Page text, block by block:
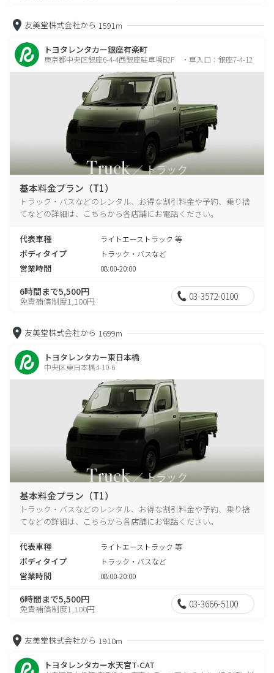
友美堂株式会社から 1591m
トヨタレンタカー銀座有楽町
東京都中央区銀座6-4-4西銀座駐車場B2F ・車入口：銀座7-4-12
基本料金プラン（T1）
トラック・バスなどのレンタル、お得な割引料金や予約、乗り捨
てなどの詳細は、こちらから各店舗にお電話ください。
代表車種 ライトエーストラック 等
ボディタイプ トラック・バスなど
営業時間 08:00-20:00
6時間まで5,500円
免責補償制度1,100円 03-3572-0100
友美堂株式会社から 1699m
トヨタレンタカー東日本橋
中央区東日本橋3-10-6
基本料金プラン（T1）
トラック・バスなどのレンタル、お得な割引料金や予約、乗り捨
てなどの詳細は、こちらから各店舗にお電話ください。
代表車種 ライトエーストラック 等
ボディタイプ トラック・バスなど
営業時間 08:00-20:00
6時間まで5,500円
免責補償制度1,100円 03-3666-5100
友美堂株式会社から 1910m
トヨタレンタカー水天宮T-CAT